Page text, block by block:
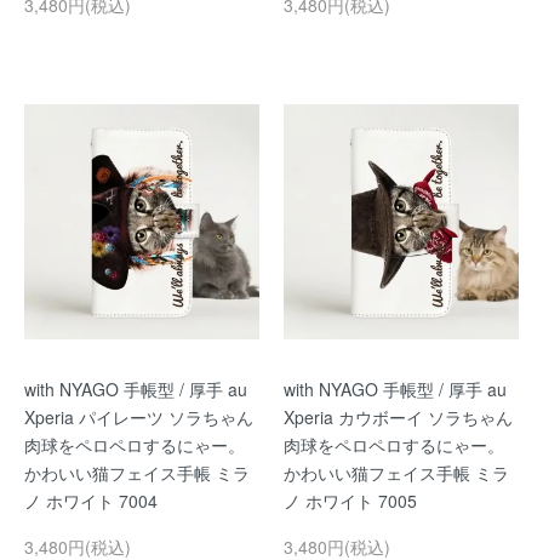
3,480円(税込)
3,480円(税込)
with NYAGO 手帳型 / 厚手 au
Xperia パイレーツ ソラちゃん
肉球をペロペロするにゃー。
かわいい猫フェイス手帳 ミラ
ノ ホワイト 7004
3,480円(税込)
with NYAGO 手帳型 / 厚手 au
Xperia カウボーイ ソラちゃん
肉球をペロペロするにゃー。
かわいい猫フェイス手帳 ミラ
ノ ホワイト 7005
3,480円(税込)